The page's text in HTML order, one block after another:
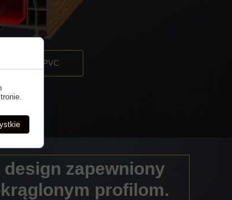
design zapewniony
profilom.
5 Classic PVC